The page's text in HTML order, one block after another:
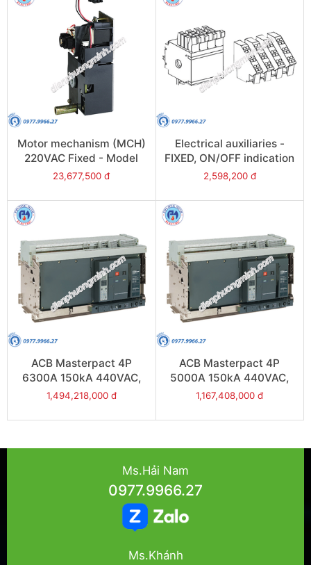
Motor mechanism (MCH)
220VAC Fixed - Model
48212
23,677,500 đ
Electrical auxiliaries -
FIXED, ON/OFF indication
contact(OF) - Model
2,598,200 đ
ACB Masterpact 4P
6300A 150kA 440VAC,
NW-DRAWOUT, Type H2 -
1,494,218,000 đ
ACB Masterpact 4P
5000A 150kA 440VAC,
NW-DRAWOUT, Type H2 -
1,167,408,000 đ
Ms.Hải Nam
0977.9966.27
Ms.Khánh